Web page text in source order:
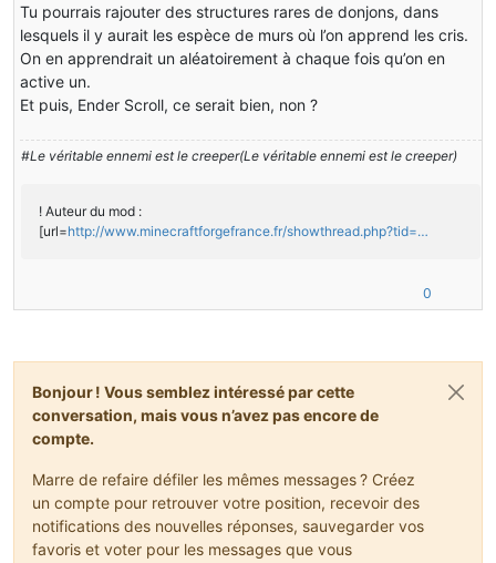
Tu pourrais rajouter des structures rares de donjons, dans
lesquels il y aurait les espèce de murs où l’on apprend les cris.
On en apprendrait un aléatoirement à chaque fois qu’on en
active un.
Et puis, Ender Scroll, ce serait bien, non ?
#Le véritable ennemi est le creeper(Le véritable ennemi est le creeper)
! Auteur du mod :
[url=http://www.minecraftforgefrance.fr/showthread.php?tid=…
0
Bonjour ! Vous semblez intéressé par cette
conversation, mais vous n’avez pas encore de
compte.
Marre de refaire défiler les mêmes messages ? Créez
un compte pour retrouver votre position, recevoir des
notifications des nouvelles réponses, sauvegarder vos
favoris et voter pour les messages que vous